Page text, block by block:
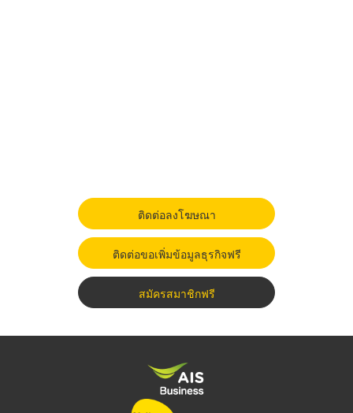
ติดต่อลงโฆษณา
ติดต่อขอเพิ่มข้อมูลธุรกิจฟรี
สมัครสมาชิกฟรี